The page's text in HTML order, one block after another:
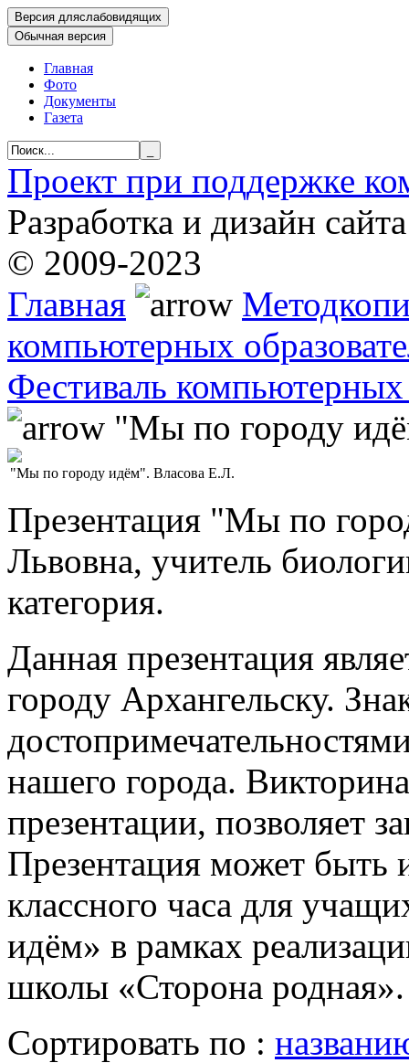
Главная
Фото
Документы
Газета
Проект при поддержке
Разработка и дизайн
© 2009-2023
Главная
компьютерных
Фестиваль компьютерных
"Мы по городу
"Мы по городу идём". Власова Е.Л.
Презентация "Мы по
Львовна, учитель
категория.
Данная презентация
городу Архангельску.
нашего города.
презентации, позволяет
Презентация может быть
классного часа для
идём» в рамках
школы «Сторона родная».
Сортировать по :